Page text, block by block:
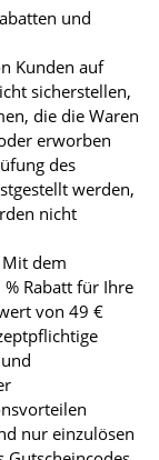
und
Kunden auf
sicherstellen,
die die Waren
erworben
des
werden,
nicht
dem
Rabatt für Ihre
von 49 €
nur einzulösen